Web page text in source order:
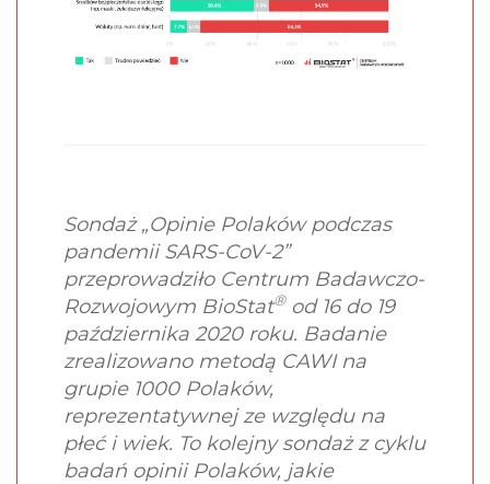
Sondaż „Opinie Polaków podczas
pandemii SARS-CoV-2”
przeprowadziło Centrum Badawczo-
Rozwojowym BioStat®od 16 do 19
października 2020 roku. Badanie
zrealizowano metodą CAWI na
grupie 1000 Polaków,
reprezentatywnej ze względu na
płeć i wiek. To kolejny sondaż z cyklu
badań opinii Polaków, jakie